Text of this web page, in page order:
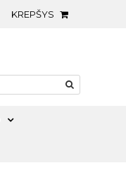
KREPŠYS